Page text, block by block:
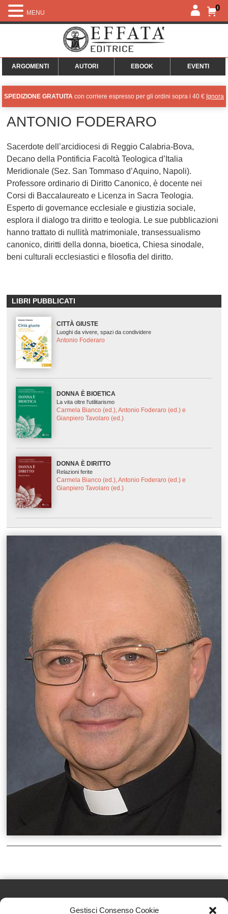
Gestisci Consenso Cookie
0
ARGOMENTI AUTORI EBOOK EVENTI
SPEDIZIONE GRATUITA con corriere espresso per gli ordini sopra i 40 € Ignora
ANTONIO FODERARO
Sacerdote dell’arcidiocesi di Reggio Calabria-Bova,
Decano della Pontificia Facoltà Teologica d’Italia
Meridionale (Sez. San Tommaso d’Aquino, Napoli).
Professore ordinario di Diritto Canonico, è docente nei
Corsi di Baccalaureato e Licenza in Sacra Teologia.
Esperto di governance ecclesiale e giustizia sociale,
esplora il dialogo tra diritto e teologia. Le sue pubblicazioni
hanno trattato di nullità matrimoniale, transessualismo
canonico, diritti della donna, bioetica, Chiesa sinodale,
beni culturali ecclesiastici e filosofia del diritto.
LIBRI PUBBLICATI
CITTÀ GIUSTE
Luoghi da vivere, spazi da condividere
Antonio Foderaro
DONNA È BIOETICA
La vita oltre l'utilitarismo
Carmela Bianco (ed.), Antonio Foderaro (ed.) e
Gianpiero Tavolaro (ed.)
DONNA È DIRITTO
Relazioni ferite
Carmela Bianco (ed.), Antonio Foderaro (ed.) e
Gianpiero Tavolaro (ed.)
MENU